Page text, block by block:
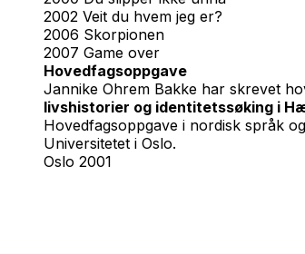
2002 Veit du hvem jeg er?
2006 Skorpionen
2007 Game over
Hovedfagsoppgave
Jannike Ohrem Bakke har skrevet
livshistorier og identitetssøking i
Hovedfagsoppgave i nordisk språk
Universitetet i Oslo.
Oslo 2001